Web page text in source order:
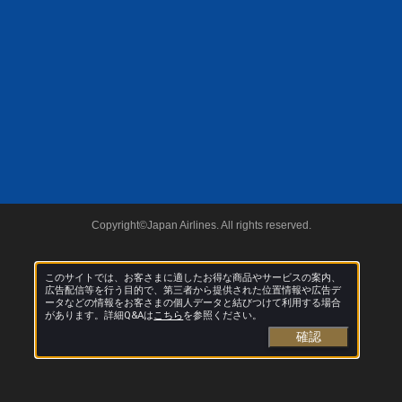
Copyright©Japan Airlines. All rights reserved.
このサイトでは、お客さまに適したお得な商品やサービスの案内、
広告配信等を行う目的で、第三者から提供された位置情報や広告デ
ータなどの情報をお客さまの個人データと結びつけて利用する場合
があります。詳細Q&Aはこちらを参照ください。
確認